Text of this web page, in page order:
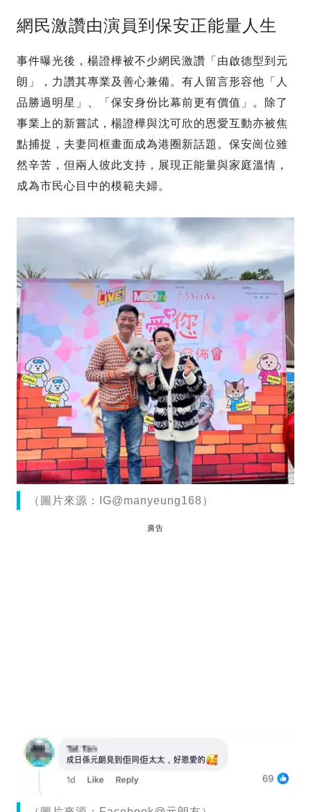
網民激讚由演員到保安正能量人生
事件曝光後，楊證樺被不少網民激讚「由啟德型到元
朗」，力讚其專業及善心兼備。有人留言形容他「人
品勝過明星」、「保安身份比幕前更有價值」。除了
事業上的新嘗試，楊證樺與沈可欣的恩愛互動亦被焦
點捕捉，夫妻同框畫面成為港圈新話題。保安崗位雖
然辛苦，但兩人彼此支持，展現正能量與家庭溫情，
成為市民心目中的模範夫婦。
（圖片來源：IG@manyeung168）
廣告